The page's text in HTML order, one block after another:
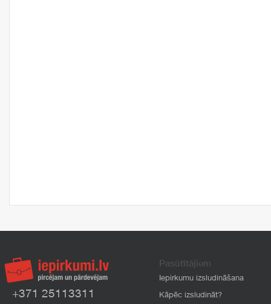
+371 25113311
Pasūtītājiem
Iepirkumu izsludināšana
Kāpēc izsludināt?